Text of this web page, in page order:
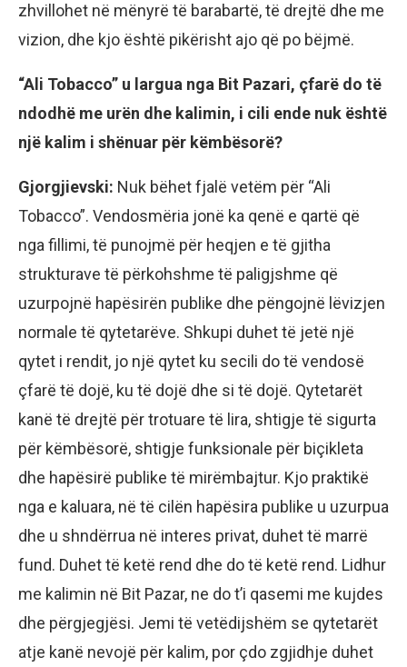
zhvillohet në mënyrë të barabartë, të drejtë dhe me
vizion, dhe kjo është pikërisht ajo që po bëjmë.
“Ali Tobacco” u largua nga Bit Pazari, çfarë do të
ndodhë me urën dhe kalimin, i cili ende nuk është
një kalim i shënuar për këmbësorë?
Gjorgjievski: Nuk bëhet fjalë vetëm për “Ali
Tobacco”. Vendosmëria jonë ka qenë e qartë që
nga fillimi, të punojmë për heqjen e të gjitha
strukturave të përkohshme të paligjshme që
uzurpojnë hapësirën publike dhe pëngojnë lëvizjen
normale të qytetarëve. Shkupi duhet të jetë një
qytet i rendit, jo një qytet ku secili do të vendosë
çfarë të dojë, ku të dojë dhe si të dojë. Qytetarët
kanë të drejtë për trotuare të lira, shtigje të sigurta
për këmbësorë, shtigje funksionale për biçikleta
dhe hapësirë ​​publike të mirëmbajtur. Kjo praktikë
nga e kaluara, në të cilën hapësira publike u uzurpua
dhe u shndërrua në interes privat, duhet të marrë
fund. Duhet të ketë rend dhe do të ketë rend. Lidhur
me kalimin në Bit Pazar, ne do t’i qasemi me kujdes
dhe përgjegjësi. Jemi të vetëdijshëm se qytetarët
atje kanë nevojë për kalim, por çdo zgjidhje duhet